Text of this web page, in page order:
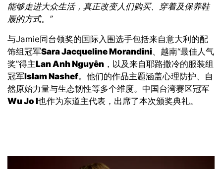
能够走进大众生活，真正改变人们购买、穿着及保养鞋
履的方式。 ”
与Jamie同台领奖的国际入围选手包括来自意大利的配
饰组冠军Sara Jacqueline Morandini、 越南“最佳 人气
奖”得主Lan Anh Nguyễn ， 以及来自耶路撒冷的服装组
冠军Islam Nashef。 他们的作品主题涵盖心理防护、自
然原始力量与生态韧性等多个维度。中国台湾赛区冠军
Wu Jo I也作为东道主代表，出席了本次颁奖典礼。